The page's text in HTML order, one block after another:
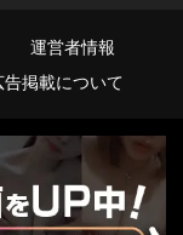
運営者情報
告掲載について